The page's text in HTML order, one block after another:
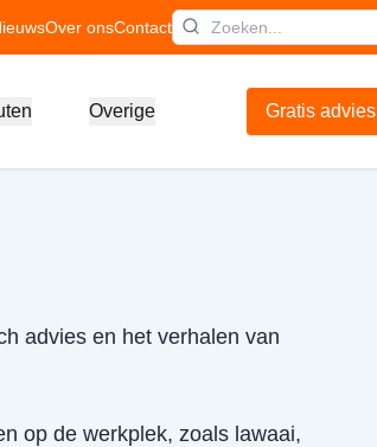
Over onsContact
Overige Gratis advies
advies en het verhalen van
op de werkplek, zoals lawaai,